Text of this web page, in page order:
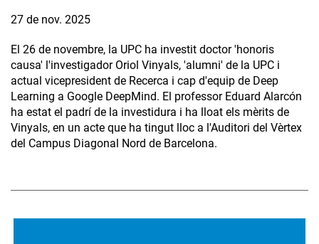
27 de nov. 2025
El 26 de novembre, la UPC ha investit doctor 'honoris
causa' l'investigador Oriol Vinyals, 'alumni' de la UPC i
actual vicepresident de Recerca i cap d'equip de Deep
Learning a Google DeepMind. El professor Eduard Alarcón
ha estat el padrí de la investidura i ha lloat els mèrits de
Vinyals, en un acte que ha tingut lloc a l'Auditori del Vèrtex
del Campus Diagonal Nord de Barcelona.